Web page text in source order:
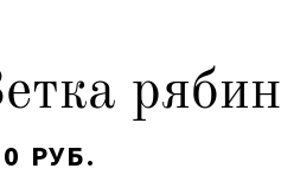
РУБ.